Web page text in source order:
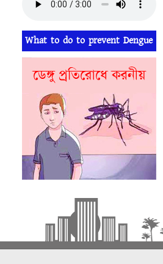
What to do to prevent Dengue